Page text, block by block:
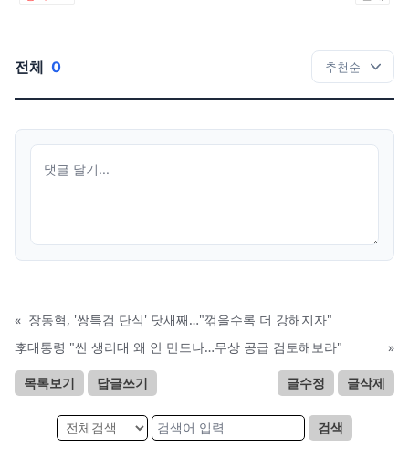
전체 0
« 장동혁, '쌍특검 단식' 닷새째…"꺾을수록 더 강해지자"
李대통령 "싼 생리대 왜 안 만드나…무상 공급 검토해보라"
»
목록보기 답글쓰기 글수정 글삭제
검색